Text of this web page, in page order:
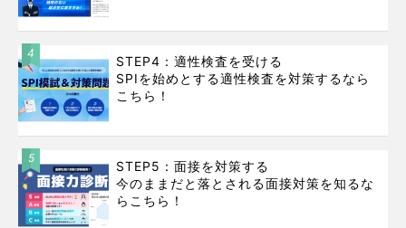
4
STEP4：適性検査を受ける
SPIを始めとする適性検査を対策するなら
こちら！
5
STEP5：面接を対策する
今のままだと落とされる面接対策を知るな
らこちら！